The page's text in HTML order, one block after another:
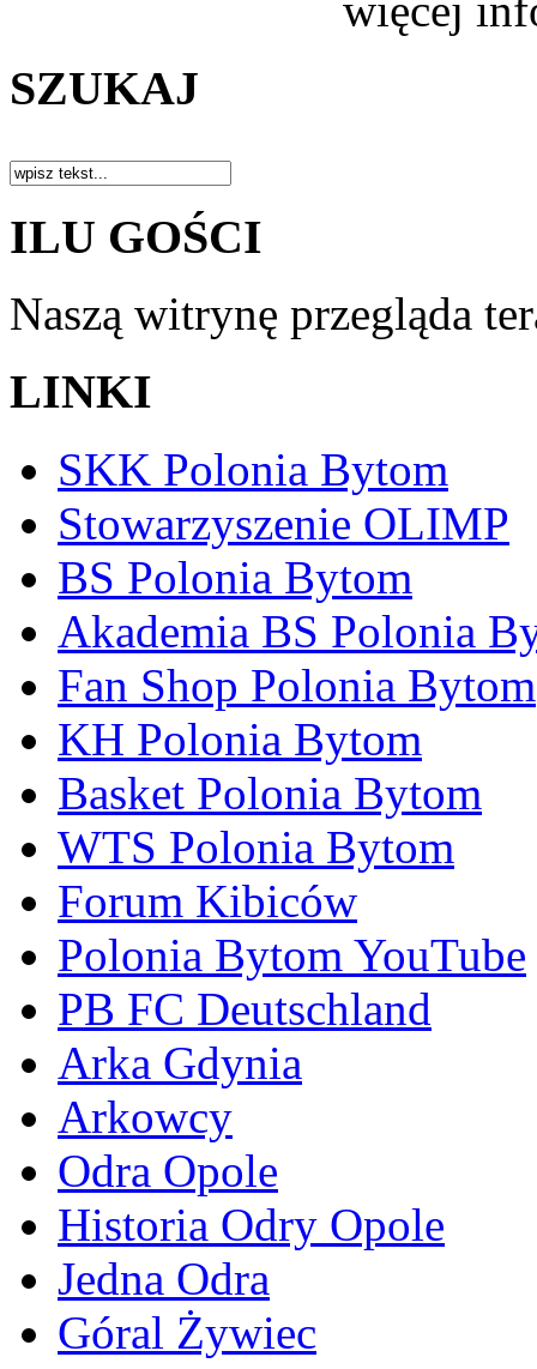
więcej
SZUKAJ
ILU GOŚCI
Naszą witrynę przegląda
LINKI
SKK Polonia Bytom
Stowarzyszenie OLIMP
BS Polonia Bytom
Akademia BS Polonia
Fan Shop Polonia Bytom
KH Polonia Bytom
Basket Polonia Bytom
WTS Polonia Bytom
Forum Kibiców
Polonia Bytom YouTube
PB FC Deutschland
Arka Gdynia
Arkowcy
Odra Opole
Historia Odry Opole
Jedna Odra
Góral Żywiec